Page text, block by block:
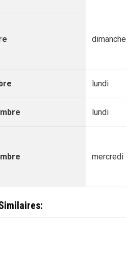
dimanche
lundi
lundi
mercredi